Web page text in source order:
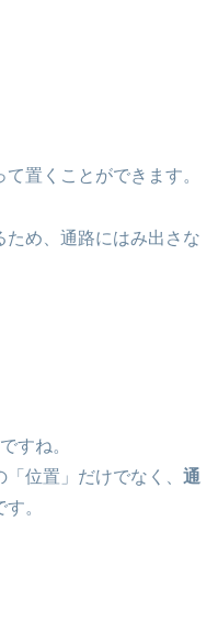
置くことができます。
ため、通路にはみ出さな
すね。
位置」だけでなく、 通
す。